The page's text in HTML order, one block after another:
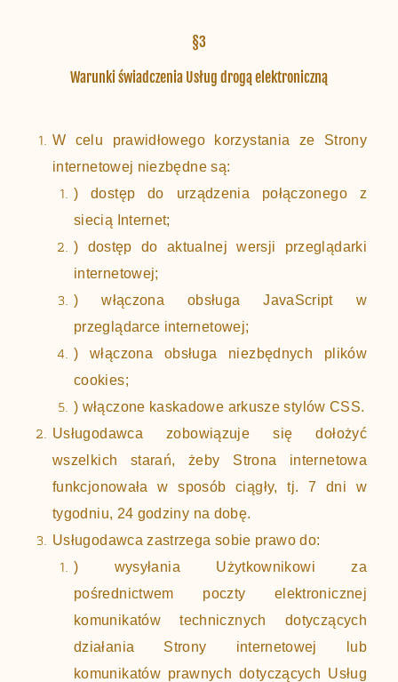
§3
Warunki świadczenia Usług drogą elektroniczną
W celu prawidłowego korzystania ze Strony
internetowej niezbędne są:
) dostęp do urządzenia połączonego z
siecią Internet;
) dostęp do aktualnej wersji przeglądarki
internetowej;
) włączona obsługa JavaScript w
przeglądarce internetowej;
) włączona obsługa niezbędnych plików
cookies;
) włączone kaskadowe arkusze stylów CSS.
Usługodawca zobowiązuje się dołożyć
wszelkich starań, żeby Strona internetowa
funkcjonowała w sposób ciągły, tj. 7 dni w
tygodniu, 24 godziny na dobę.
Usługodawca zastrzega sobie prawo do:
) wysyłania Użytkownikowi za
pośrednictwem poczty elektronicznej
komunikatów technicznych dotyczących
działania Strony internetowej lub
komunikatów prawnych dotyczących Usług